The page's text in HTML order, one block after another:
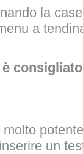
la
a
un